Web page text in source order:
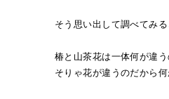
そう思い出して調べてみ
椿と山茶花は一体何が違う
そりゃ花が違うのだから